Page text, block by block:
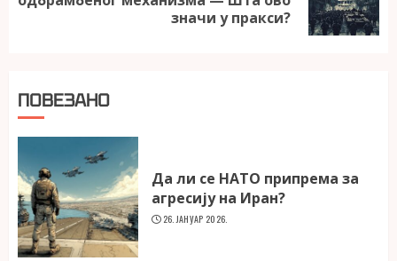
значи у пракси?
ПОВЕЗАНО
Да ли се НАТО припрема за
агресију на Иран?
26. ЈАНУАР 2026.